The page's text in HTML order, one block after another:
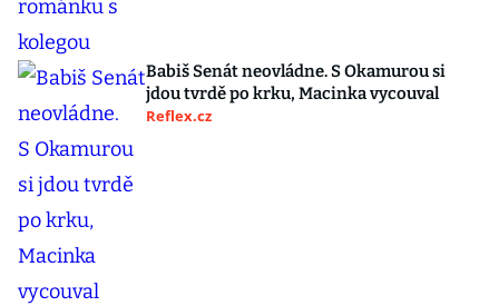
Babiš Senát neovládne. S Okamurou si
jdou tvrdě po krku, Macinka vycouval
Reflex.cz